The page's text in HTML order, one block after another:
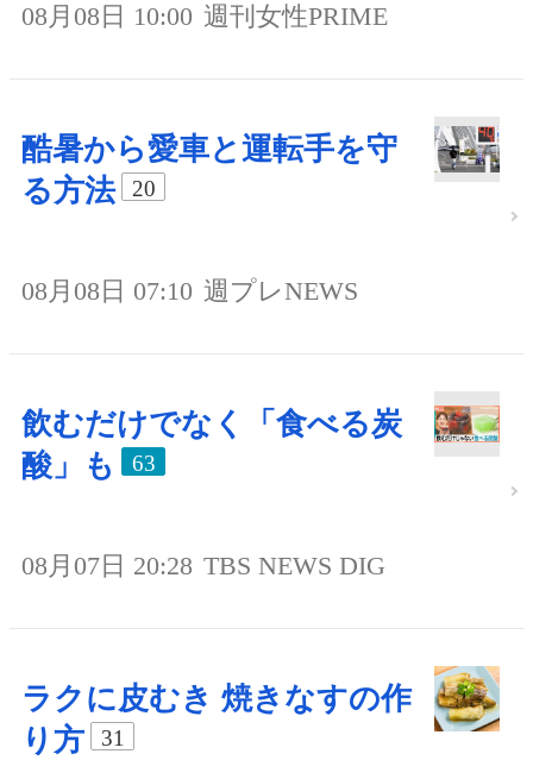
08月08日 10:00 週刊女性PRIME
酷暑から愛車と運転手を守
る方法
20
08月08日 07:10 週プレNEWS
飲むだけでなく「食べる炭
酸」も
63
08月07日 20:28 TBS NEWS DIG
ラクに皮むき 焼きなすの作
り方
31